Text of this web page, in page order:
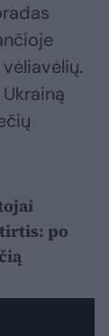
po